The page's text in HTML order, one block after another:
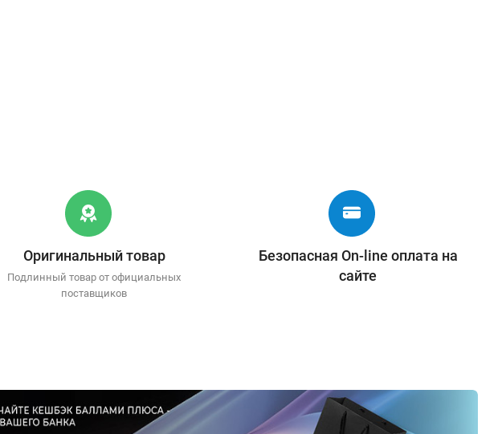
Оригинальный товар
Подлинный товар от официальных
поставщиков
Безопасная On-line оплата на
сайте